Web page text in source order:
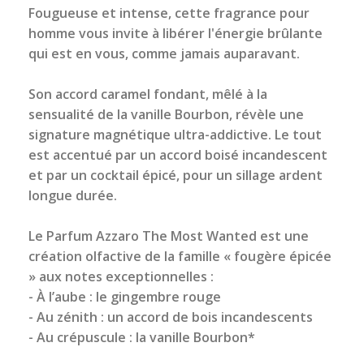
Fougueuse et intense, cette fragrance pour
homme vous invite à libérer l'énergie brûlante
qui est en vous, comme jamais auparavant.
Son accord caramel fondant, mêlé à la
sensualité de la vanille Bourbon, révèle une
signature magnétique ultra-addictive. Le tout
est accentué par un accord boisé incandescent
et par un cocktail épicé, pour un sillage ardent
longue durée.
Le Parfum Azzaro The Most Wanted est une
création olfactive de la famille « fougère épicée
» aux notes exceptionnelles :
- À l’aube : le gingembre rouge
- Au zénith : un accord de bois incandescents
- Au crépuscule : la vanille Bourbon*